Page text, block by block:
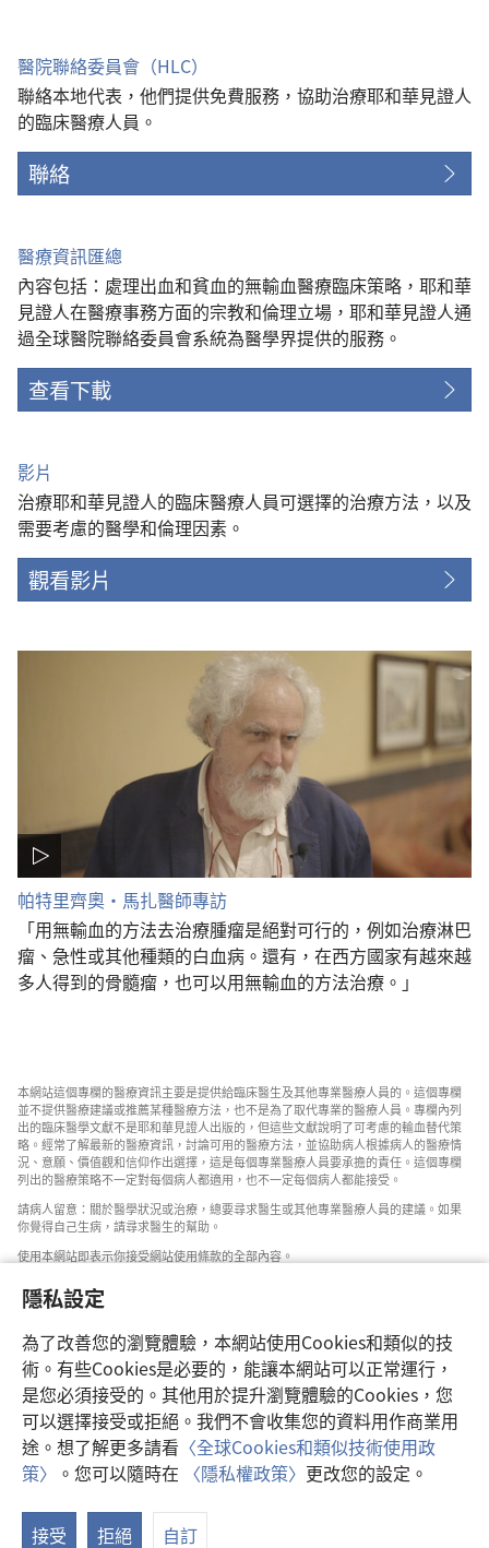
隱私設定
為了改善您的瀏覽體驗，本網站使用Cookies和類似的技
術。有些Cookies是必要的，能讓本網站可以正常運行，
是您必須接受的。其他用於提升瀏覽體驗的Cookies，您
可以選擇接受或拒絕。我們不會收集您的資料用作商業用
途。想了解更多請看 〈全球Cookies和類似技術使用政
策〉 。您可以隨時在 〈隱私權政策〉 更改您的設定。
接受 拒絕 自訂
醫院聯絡委員會（HLC）
聯絡本地代表，他們提供免費服務，協助治療耶和華見證人
的臨床醫療人員。
聯絡
醫療資訊匯總
內容包括：處理出血和貧血的無輸血醫療臨床策略，耶和華
見證人在醫療事務方面的宗教和倫理立場，耶和華見證人通
過全球醫院聯絡委員會系統為醫學界提供的服務。
查看下載
影片
治療耶和華見證人的臨床醫療人員可選擇的治療方法，以及
需要考慮的醫學和倫理因素。
觀看影片
帕特里齊奧·馬扎醫師專訪
「用無輸血的方法去治療腫瘤是絕對可行的，例如治療淋巴
瘤、急性或其他種類的白血病。還有，在西方國家有越來越
多人得到的骨髓瘤，也可以用無輸血的方法治療。」
本網站這個專欄的醫療資訊主要是提供給臨床醫生及其他專業醫療人員的。這個專欄
並不提供醫療建議或推薦某種醫療方法，也不是為了取代專業的醫療人員。專欄內列
出的臨床醫學文獻不是耶和華見證人出版的，但這些文獻說明了可考慮的輸血替代策
略。經常了解最新的醫療資訊，討論可用的醫療方法，並協助病人根據病人的醫療情
況、意願、價值觀和信仰作出選擇，這是每個專業醫療人員要承擔的責任。這個專欄
列出的醫療策略不一定對每個病人都適用，也不一定每個病人都能接受。
請病人留意：關於醫學狀況或治療，總要尋求醫生或其他專業醫療人員的建議。如果
你覺得自己生病，請尋求醫生的幫助。
使用本網站即表示你接受網站使用條款的全部內容。
設定外觀
Copyright© 2026 Watch Tower Bible and Tract Society of Pennsylvania.
使用條款 |隱私權政策| 隱私設定